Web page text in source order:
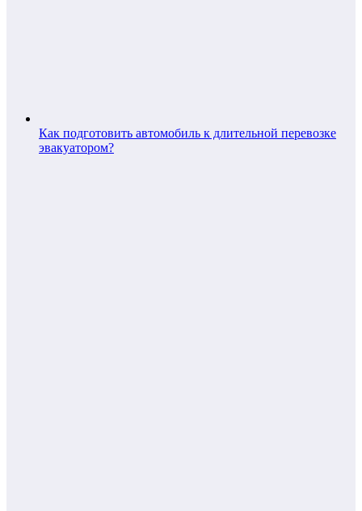
Как подготовить автомобиль к длительной перевозке
эвакуатором?